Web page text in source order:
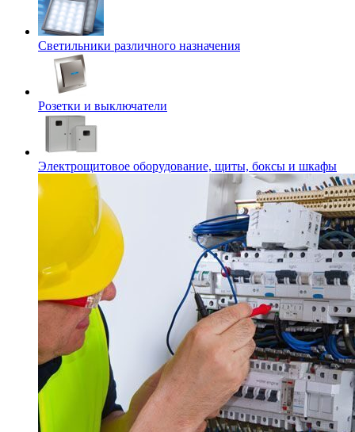
Светильники различного назначения
Розетки и выключатели
Электрощитовое оборудование, щиты, боксы и шкафы